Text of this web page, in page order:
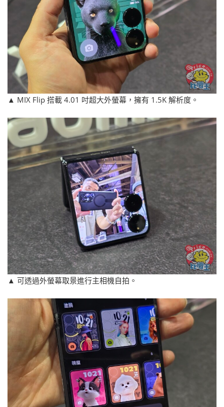
▲ MIX Flip 搭載 4.01 吋超大外螢幕，擁有 1.5K 解析度。
▲ 可透過外螢幕取景進行主相機自拍。